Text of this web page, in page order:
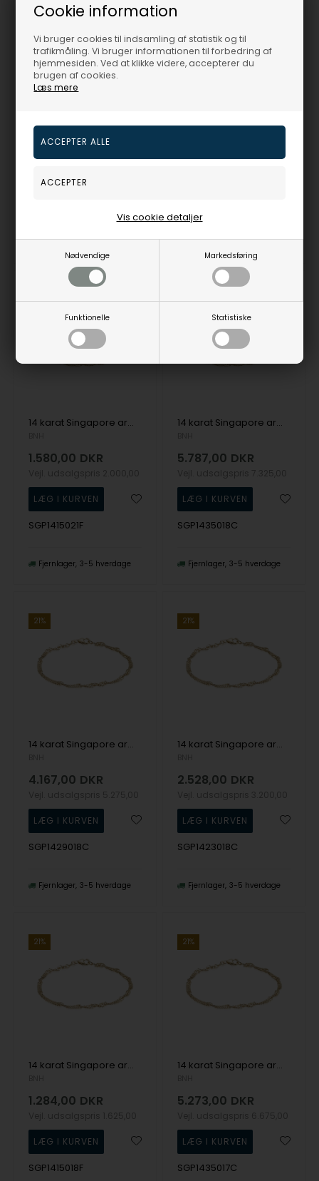
Cookie information
Vi bruger cookies til indsamling af statistik og til
trafikmåling. Vi bruger informationen til forbedring af
hjemmesiden. Ved at klikke videre, accepterer du
brugen af cookies.
Læs mere
Nødvendige Markedsføring
Funktionelle Statistiske
Vis cookie detaljer
4.859,00 DKR
Fjernlager 3-5 hverdage På lager 3-5 hverdage
21%
14 karat Singapore armbånd, 1,5 mm bred og længde 21 cm
1.580,00 DKR
SGP1415021F
Fjernlager 3-5 hverdage
21%
14 karat Singapore armbånd, 3,5 mm bred og længde 18,5 cm
5.787,00 DKR
SGP1435018C
Fjernlager 3-5 hverdage
21%
14 karat Singapore armbånd, 2,9 mm bred og længde 18,5 cm
4.167,00 DKR
SGP1429018C
Fjernlager 3-5 hverdage
21%
14 karat Singapore armbånd, 2,3 mm bred og længde 18,5 cm
2.528,00 DKR
SGP1423018C
Fjernlager 3-5 hverdage
21%
14 karat Singapore armbånd, 1,5 mm bred og længde 18,5 cm
1.284,00 DKR
SGP1415018F
21%
14 karat Singapore armbånd, 3,5 mm bred og længde 17 cm
5.273,00 DKR
SGP1435017C